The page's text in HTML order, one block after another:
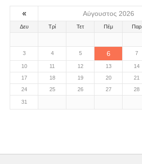
« Αύγουστος 2026
Δευ Τρί Τετ Πέμ Παρ
3 4 5 6 7
10 11 12 13 14
17
18 19 20 21
24
25 26 27 28
31